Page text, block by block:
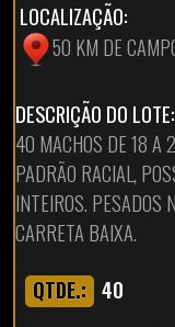
LOCALIZAÇÃO:
50 KM DE
DESCRIÇÃO DO LOTE:
40 MACHOS DE 18 A
PADRÃO RACIAL,
INTEIROS. PESADOS
CARRETA BAIXA.
QTDE.: 40